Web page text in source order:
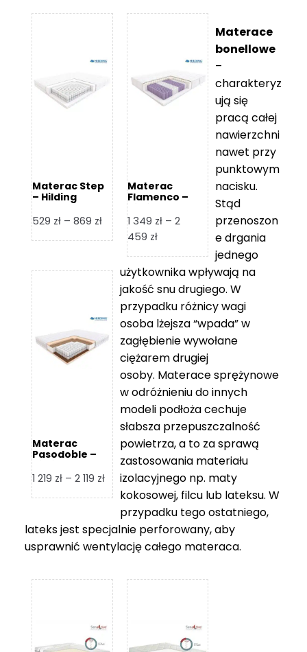
Materac Step
– Hilding
529 zł – 869 złZakres
cen:
529 zł
do
869 zł
Materac
Flamenco –
1 349 zł – 2
459 złZakres
od
1
349 zł
2
459 zł
Materac
Pasodoble –
1 219 zł – 2 119 złZakres
cen:
1
219 zł
do
119 zł
Materace
bonellowe
–
charakteryz
ują się
pracą całej
nawierzchni
nawet przy
punktowym
nacisku.
Stąd
przenoszon
e drgania
jednego
użytkownika wpływają na
jakość snu drugiego. W
przypadku różnicy wagi
osoba lżejsza “wpada” w
zagłębienie wywołane
ciężarem drugiej
osoby. Materace sprężynowe
w odróżnieniu do innych
modeli podłoża cechuje
słabsza przepuszczalność
powietrza, a to za sprawą
zastosowania materiału
izolacyjnego np. maty
kokosowej, filcu lub lateksu. W
przypadku tego ostatniego,
lateks jest specjalnie perforowany, aby
usprawnić wentylację całego materaca.